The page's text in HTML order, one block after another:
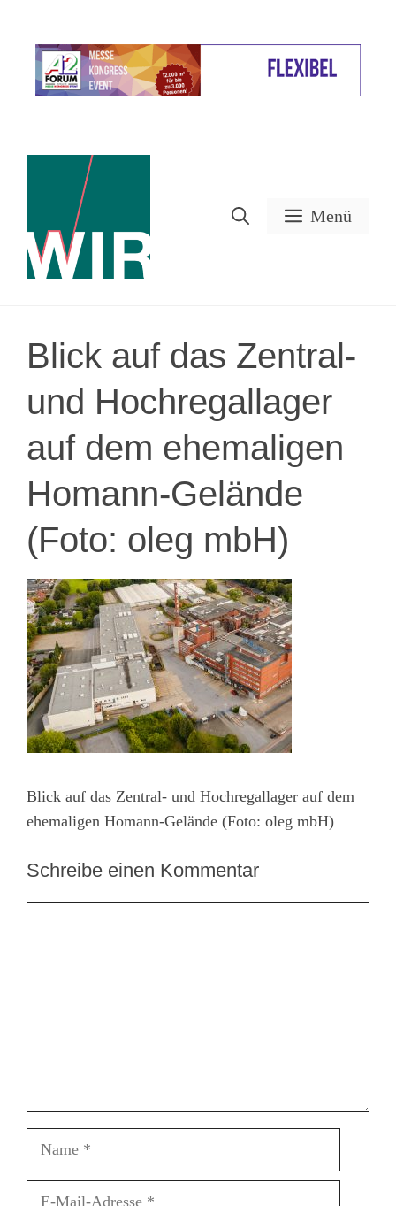
springen
Menü
Blick auf das Zentral-
und Hochregallager
auf dem ehemaligen
Homann-Gelände
(Foto: oleg mbH)
Blick auf das Zentral- und Hochregallager auf dem
ehemaligen Homann-Gelände (Foto: oleg mbH)
Schreibe einen Kommentar